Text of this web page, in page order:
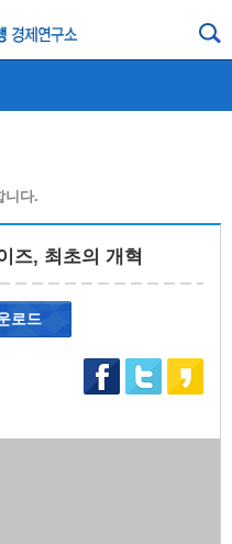
니다.
즈, 최초의 개혁
로드